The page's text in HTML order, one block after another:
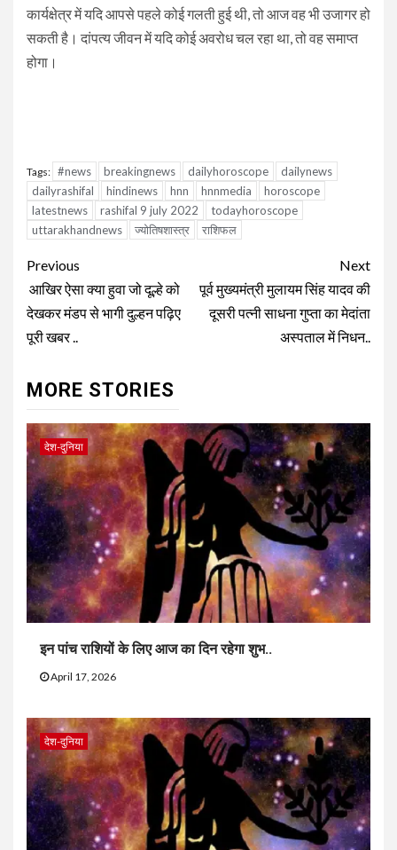
कार्यक्षेत्र में यदि आपसे पहले कोई गलती हुई थी, तो आज वह भी उजागर हो
सकती है। दांपत्य जीवन में यदि कोई अवरोध चल रहा था, तो वह समाप्त
होगा।
Tags: #news breakingnews dailyhoroscope
dailynews
dailyrashifal
hindinews hnn hnnmedia
horoscope
latestnews
rashifal 9 july 2022
todayhoroscope
uttarakhandnews
ज्योतिषशास्त्र राशिफल
Continue
Reading
Previous
आखिर ऐसा क्या हुवा जो दूल्हे को
देखकर मंडप से भागी दुल्हन पढ़िए
पूरी खबर ..
Next
पूर्व मुख्यमंत्री मुलायम सिंह यादव की
दूसरी पत्नी साधना गुप्ता का मेदांता
अस्पताल में निधन..
MORE STORIES
देश-दुनिया
इन पांच राशियों के लिए आज का दिन रहेगा शुभ..
April 17, 2026
देश-दुनिया